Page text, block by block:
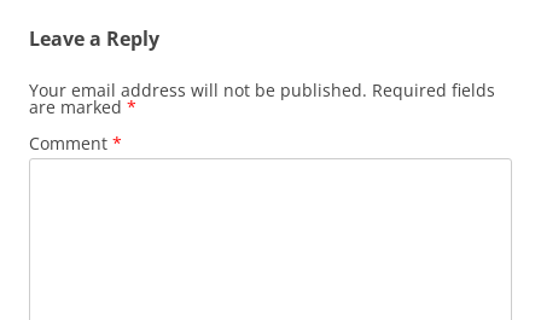
Leave a Reply
Your email address will not be published. Required fields
are marked *
Comment *